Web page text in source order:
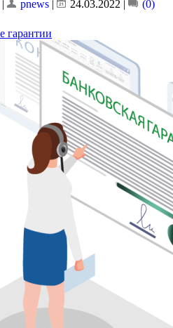
pnews | 24.03.2022 | (0)
гарантии